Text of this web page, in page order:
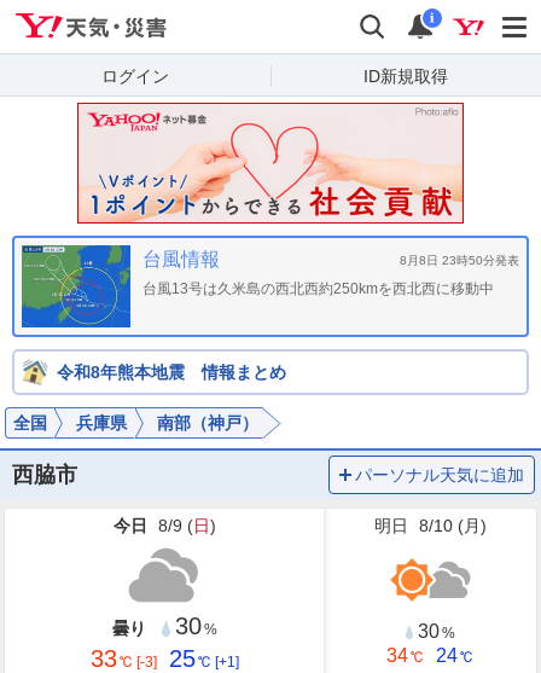
検索 通知
i
ログイン ID新規取得
台風情報 8月8日 23時50分発表
台風13号は久米島の西北西約250kmを西北西に移動中
令和8年熊本地震 情報まとめ
全国 兵庫県 南部（神戸）
西脇市 パーソナル天気に追加
今日 8/9 (日)
曇り 30%
33℃ [-3] 25℃ [+1]
明日 8/10 (月)
30%
34℃ 24℃